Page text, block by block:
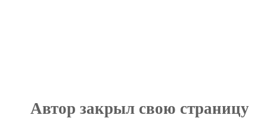
Автор закрыл свою страницу